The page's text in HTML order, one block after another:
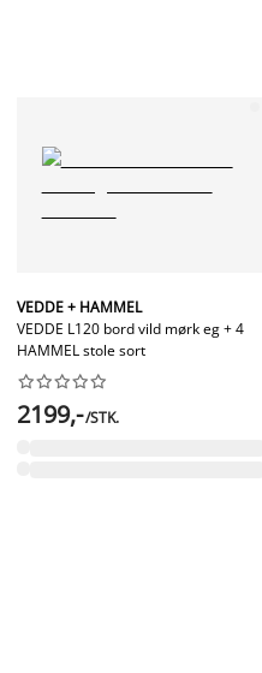
VEDDE + HAMMEL
VEDDE L120 bord vild mørk eg + 4
HAMMEL stole sort






2199,-/STK.